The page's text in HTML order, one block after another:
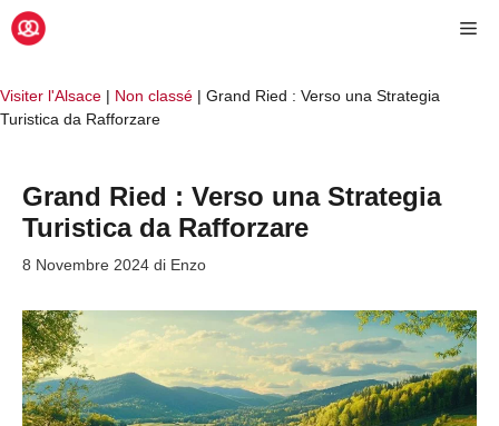
Vai
Visiter l'Alsace | Non classé | Grand Ried : Verso una Strategia
Turistica da Rafforzare
Grand Ried : Verso una Strategia
Turistica da Rafforzare
8 Novembre 2024 di Enzo